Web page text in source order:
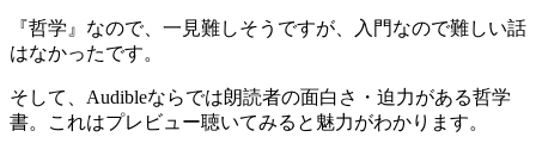
『哲学』なので、一見難しそうですが、入門なので難しい話
はなかったです。
そして、Audibleならでは朗読者の面白さ・迫力がある哲学
書。これはプレビュー聴いてみると魅力がわかります。